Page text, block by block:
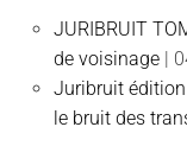
JURIBRUIT
de voisinage |
Juribruit
le bruit des